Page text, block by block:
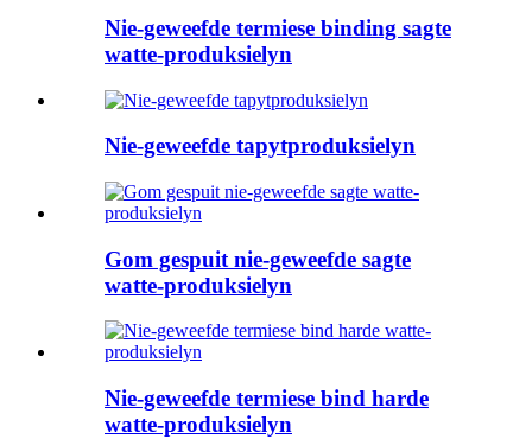
Nie-geweefde termiese binding sagte
watte-produksielyn
Nie-geweefde tapytproduksielyn
Gom gespuit nie-geweefde sagte
watte-produksielyn
Nie-geweefde termiese bind harde
watte-produksielyn